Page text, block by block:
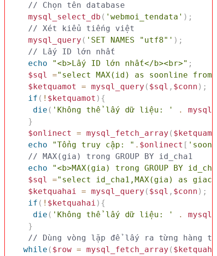
// Chọn tên database
mysql_select_db ( 'webmoi_tendata' ) ;
// Xét kiểu tiếng việt
mysql_query ( 'SET NAMES "utf8"' ) ;
// Lấy ID lớn nhất
echo
"<b>Lấy ID lớn nhất</b><br>" ;
$sql
="select MAX(id) as soonline
$ketquamot
= mysql_query ( $sql , $conn ) ;
if ( ! $ketquamot ) {
die ( 'Không thể lấy dữ liệu: ' .
}
$onlinect
= mysql_fetch_array (
echo
"Tổng truy cập: " . $onlinect [
// MAX(gia) trong GROUP BY id_cha1
echo
"<b>MAX(gia) trong GROUP BY
$sql
="select id_cha1,MAX(gia) as
$ketquahai = mysql_query ( $sql , $conn ) ;
if ( ! $ketquahai ) {
die ( 'Không thể lấy dữ liệu: ' .
}
while ( $row = mysql_fetch_array (